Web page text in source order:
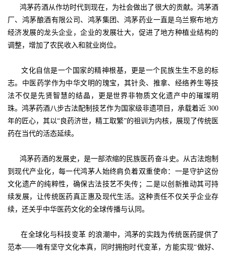
鸿茅药酒从作坊时代到现在，为社会做出了很大的贡献。鸿茅酒
厂、鸿茅酿酒有限公司、鸿茅集团、鸿茅药业一直是乌兰察布地方
经济发展的龙头企业，企业的发展壮大，促进了地方种植业结构的
调整，增加了农民收入和就业岗位。
文化自信是一个国家的精神根基，更是一个民族生生不息的标
志。中医药学作为中华文明的瑰宝，其针灸、推拿、经络养生等技
法不仅是先贤智慧的结晶，更是世界非物质文化遗产中的璀璨明
珠。鸿茅药酒八步古法配制技艺作为国家级非遗项目，承载着近 300
年的匠心，其以“良药济世，精工取繁”的祖训为内核，展现了传统医
药在当代的活态延续。
鸿茅药酒的发展史，是一部浓缩的民族医药奋斗史。从古法炮制
到现代产业化，每一代鸿茅人始终肩负着双重使命：一是守护这份
文化遗产的纯粹性，确保古法技艺不失传；二是以创新推动其可持
续发展，让传统医药真正惠及现代生活。这种责任不仅关乎企业存
续，还关乎中华医药文化的全球传播与认同。
在全球化与科技变革 的浪潮中，鸿茅的实践为传统医药提供了
范本——唯有坚守文化本真，同时拥抱时代变革，方能实现“做好、